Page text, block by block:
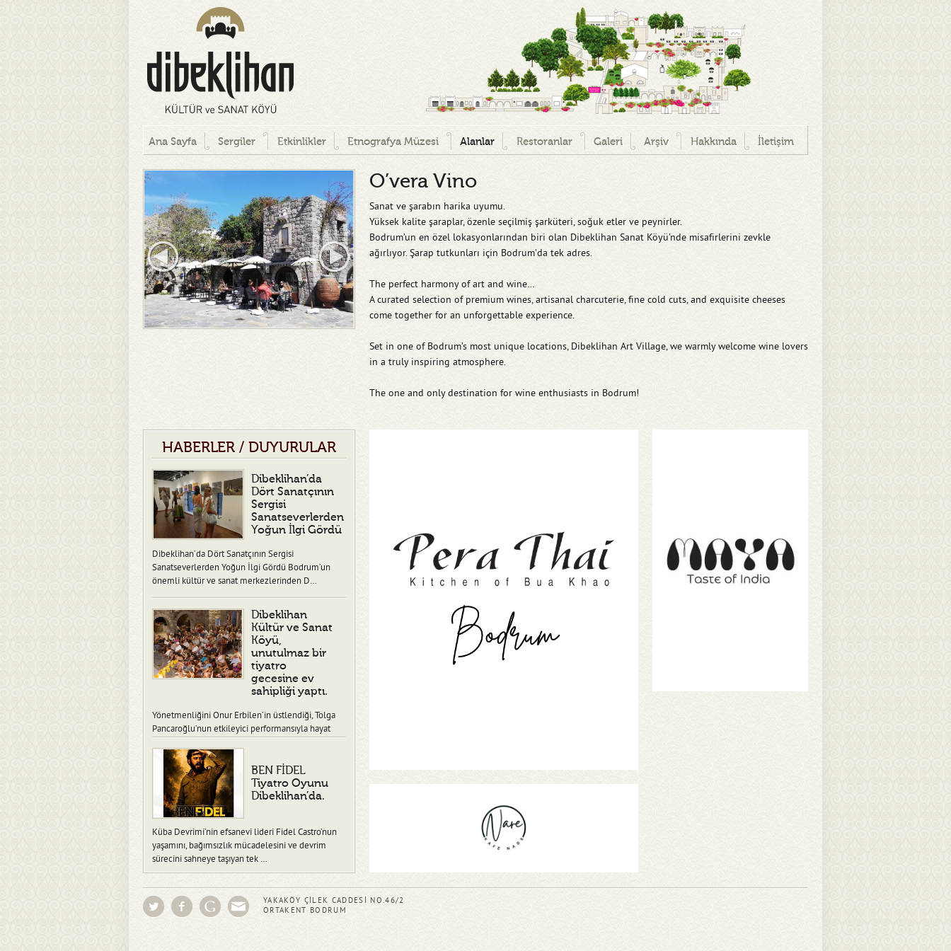
Ana Sayfa Sergiler Etkinlikler Etnografya Müzesi Alanlar Restoranlar Galeri Arşiv Hakkında İletişim
O’vera Vino
Sanat ve şarabın harika uyumu.
Yüksek kalite şaraplar, özenle seçilmiş şarküteri, soğuk etler ve peynirler.
Bodrum’un en özel lokasyonlarından biri olan Dibeklihan Sanat Köyü’nde misafirlerini zevkle
ağırlıyor. Şarap tutkunları için Bodrum’da tek adres.
The perfect harmony of art and wine…
A curated selection of premium wines, artisanal charcuterie, fine cold cuts, and exquisite cheeses
come together for an unforgettable experience.
Set in one of Bodrum’s most unique locations, Dibeklihan Art Village, we warmly welcome wine lovers
in a truly inspiring atmosphere.
The one and only destination for wine enthusiasts in Bodrum!
HABERLER / DUYURULAR
Dibeklihan’da
Dört Sanatçının
Sergisi
Sanatseverlerden
Yoğun İlgi Gördü
Dibeklihan’da Dört Sanatçının Sergisi
Sanatseverlerden Yoğun İlgi Gördü Bodrum’un
önemli kültür ve sanat merkezlerinden D…
Dibeklihan
Kültür ve Sanat
Köyü,
unutulmaz bir
tiyatro
gecesine ev
sahipliği yaptı.
Yönetmenliğini Onur Erbilen’in üstlendiği, Tolga
Pancaroğlu’nun etkileyici performansıyla hayat
BEN FİDEL
Tiyatro Oyunu
Dibeklihan’da.
Küba Devrimi’nin efsanevi lideri Fidel Castro’nun
yaşamını, bağımsızlık mücadelesini ve devrim
sürecini sahneye taşıyan tek …
YAKAKÖY ÇİLEK CADDESİ NO.46/2
ORTAKENT BODRUM